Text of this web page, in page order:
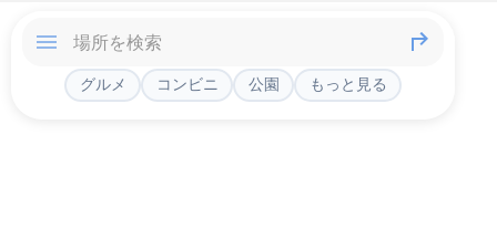
グルメ コンビニ 公園 もっと見る